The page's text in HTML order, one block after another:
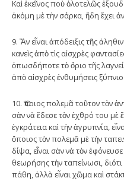
Καὶ ἐκεῖνος ποὺ ὁλοτελῶς
ἀκόμη μὲ τὴν σάρκα, ἤδη ἔχει
9. Ἂν εἶναι ἀπόδειξις τῆς
κανεὶς ἀπὸ τὶς αἰσχρὲς
ὁπωσδήποτε τὸ ὅριο τῆς
ἀπὸ αἰσχρὲς ἐνθυμήσεις
10. Ὅποιος πολεμᾶ τοῦτον τὸν
σὰν νὰ ἔδεσε τὸν ἐχθρό του μὲ
ἐγκράτεια καὶ τὴν ἀγρυπνία,
ὅποιος τὸν πολεμᾶ μὲ τὴν
δίψα, εἶναι σὰν νὰ τὸν
θεωρήσης τὴν ταπείνωσι,
πάθη, ἀλλὰ εἶναι χῶμα καὶ